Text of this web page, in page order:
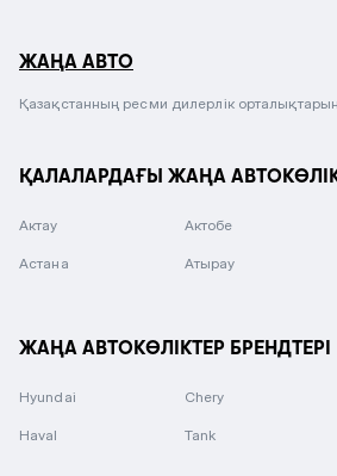
ЖАҢА АВТО
Қазақстанның ресми дилерлік
ҚАЛАЛАРДАҒЫ ЖАҢА
Актау Актобе
Астана Атырау
ЖАҢА АВТОКӨЛІКТЕР БРЕНДТЕРІ
Hyundai Chery
Haval Tank